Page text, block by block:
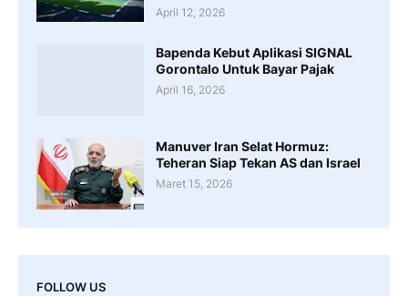
April 12, 2026
Bapenda Kebut Aplikasi SIGNAL
Gorontalo Untuk Bayar Pajak
April 16, 2026
Manuver Iran Selat Hormuz:
Teheran Siap Tekan AS dan Israel
Maret 15, 2026
FOLLOW US